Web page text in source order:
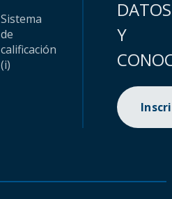
Sistema
de
calificación
(i)
DATOS
Y